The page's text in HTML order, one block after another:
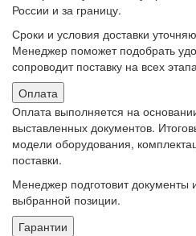
России и за границу.
Сроки и условия доставки
Менеджер поможет подобрать
сопроводит поставку на всех
Оплата
Оплата выполняется на
выставленных документов.
модели оборудования,
поставки.
Менеджер подготовит документы
выбранной позиции.
Гарантии